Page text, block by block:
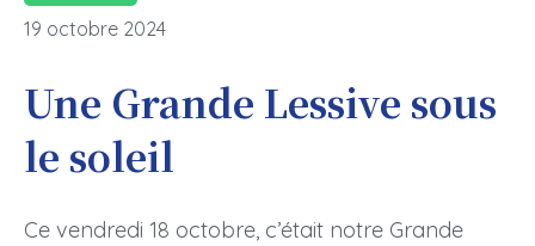
19 octobre 2024
Une Grande Lessive sous
le soleil
Ce vendredi 18 octobre, c’était notre Grande